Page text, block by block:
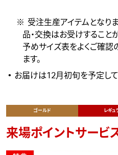
受注生産アイテムとなり
品・交換はお受けすること
予めサイズ表をよくご確認
ます。
お届けは12月初旬を予定して
ゴールド レギュ
来場ポイントサービ